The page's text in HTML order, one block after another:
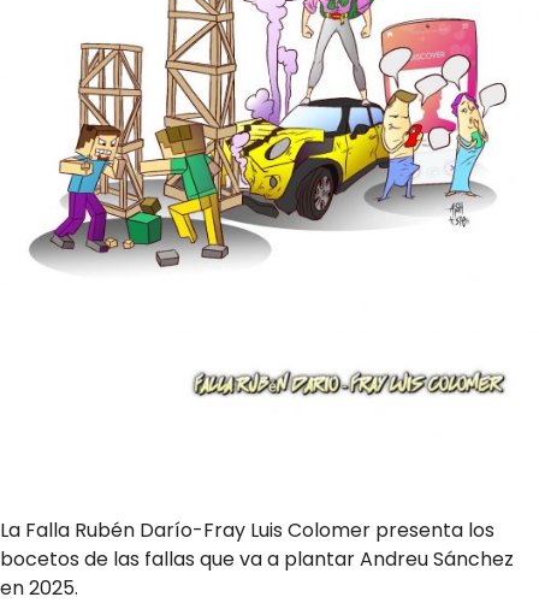
La Falla Rubén Darío-Fray Luis Colomer presenta los
bocetos de las fallas que va a plantar Andreu Sánchez
en 2025.